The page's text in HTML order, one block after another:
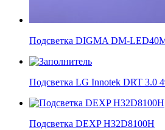
Подсветка DIGMA DM-
Подсветка LG Innotek DRT 3.0
Подсветка DEXP H32D8100H